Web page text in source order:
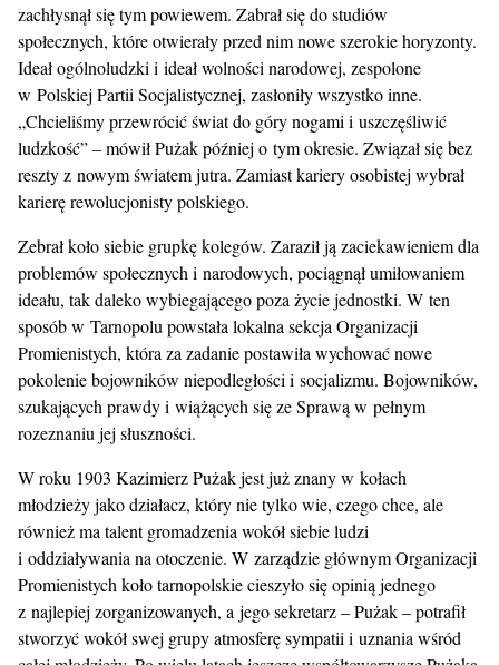
zachłysnął się tym powiewem. Zabrał się do studiów
społecznych, które otwierały przed nim nowe szerokie horyzonty.
Ideał ogólnoludzki i ideał wolności narodowej, zespolone
w Polskiej Partii Socjalistycznej, zasłoniły wszystko inne.
„Chcieliśmy przewrócić świat do góry nogami i uszczęśliwić
ludzkość” – mówił Pużak później o tym okresie. Związał się bez
reszty z nowym światem jutra. Zamiast kariery osobistej wybrał
karierę rewolucjonisty polskiego.
Zebrał koło siebie grupkę kolegów. Zaraził ją zaciekawieniem dla
problemów społecznych i narodowych, pociągnął umiłowaniem
ideału, tak daleko wybiegającego poza życie jednostki. W ten
sposób w Tarnopolu powstała lokalna sekcja Organizacji
Promienistych, która za zadanie postawiła wychować nowe
pokolenie bojowników niepodległości i socjalizmu. Bojowników,
szukających prawdy i wiążących się ze Sprawą w pełnym
rozeznaniu jej słuszności.
W roku 1903 Kazimierz Pużak jest już znany w kołach
młodzieży jako działacz, który nie tylko wie, czego chce, ale
również ma talent gromadzenia wokół siebie ludzi
i oddziaływania na otoczenie. W zarządzie głównym Organizacji
Promienistych koło tarnopolskie cieszyło się opinią jednego
z najlepiej zorganizowanych, a jego sekretarz – Pużak – potrafił
stworzyć wokół swej grupy atmosferę sympatii i uznania wśród